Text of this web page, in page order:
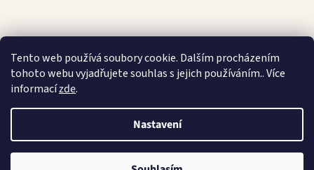
Tento web používá soubory cookie. Dalším procházením
tohoto webu vyjadřujete souhlas s jejich používáním.. Více
informacízde.
Nastavení
Latino Café
Vytvořil Shoptet